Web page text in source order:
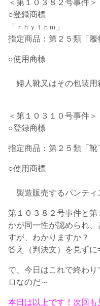
＜第１０３８２号事件＞
○登録商標
「
ｒｈｙｔｈｍ 」
指定商品：第２５類「履
○使用商標
婦人靴又はその包装用
＜第１０３１０号事件＞
○登録商標
指定商品：第２５類「靴
○使用商標
製造販売するパンティ
第１０３８２号事件と
かが同一性が認められ
すが、わかりますか？
答え（判決文）を見ずに
で、今日はこれで終わ
ロなのだ～
本日は以上です！次回